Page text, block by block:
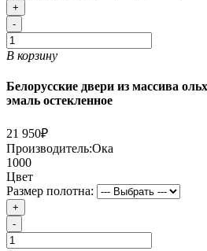
+
-
В корзину
Белорусские двери из массива
эмаль остекленное
21 950₽
Производитель:Ока
1000
Цвет
Размер полотна:
+
-